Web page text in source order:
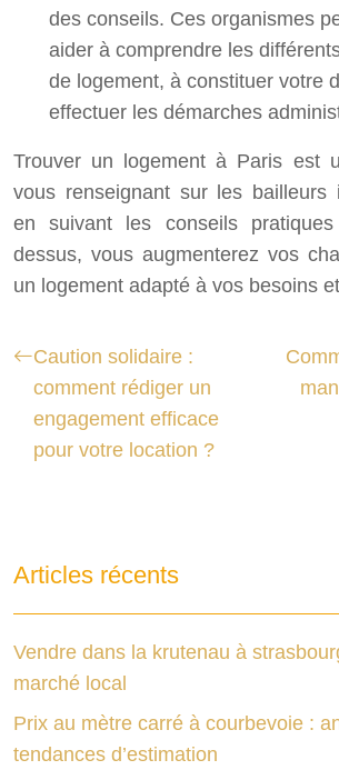
des conseils. Ces organismes
aider à comprendre les
de logement, à constituer votre
effectuer les démarches
Trouver un logement à Paris est
vous renseignant sur les bailleurs
en suivant les conseils
dessus, vous augmenterez vos
un logement adapté à vos besoins
Caution solidaire :
comment rédiger un
engagement efficace
pour votre location ?
Articles récents
Vendre dans la krutenau à
marché local
Prix au mètre carré à courbevoie :
tendances d’estimation